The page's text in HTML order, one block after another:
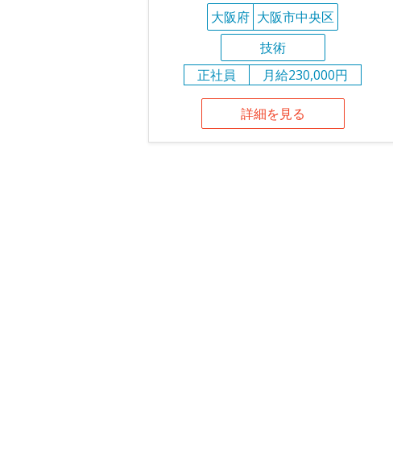
大阪府 大阪市中央区
技術
正社員
月給230,000円
詳細を見る